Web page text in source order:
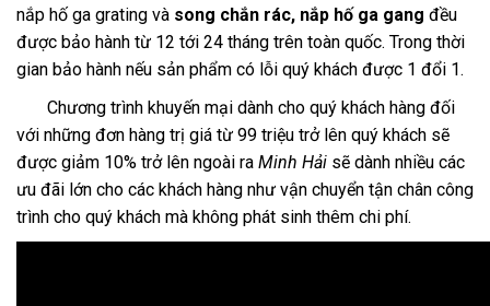
nắp hố ga grating và song chắn rác, nắp hố ga gang đều
được bảo hành từ 12 tới 24 tháng trên toàn quốc. Trong thời
gian bảo hành nếu sản phẩm có lỗi quý khách được 1 đổi 1.
Chương trình khuyến mại dành cho quý khách hàng đối
với những đơn hàng trị giá từ 99 triệu trở lên quý khách sẽ
được giảm 10% trở lên ngoài ra Minh Hải sẽ dành nhiều các
ưu đãi lớn cho các khách hàng như vận chuyển tận chân công
trình cho quý khách mà không phát sinh thêm chi phí.